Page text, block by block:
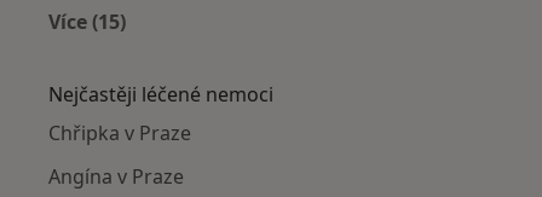
Více (15)
Nejčastěji léčené nemoci
Chřipka v Praze
Angína v Praze